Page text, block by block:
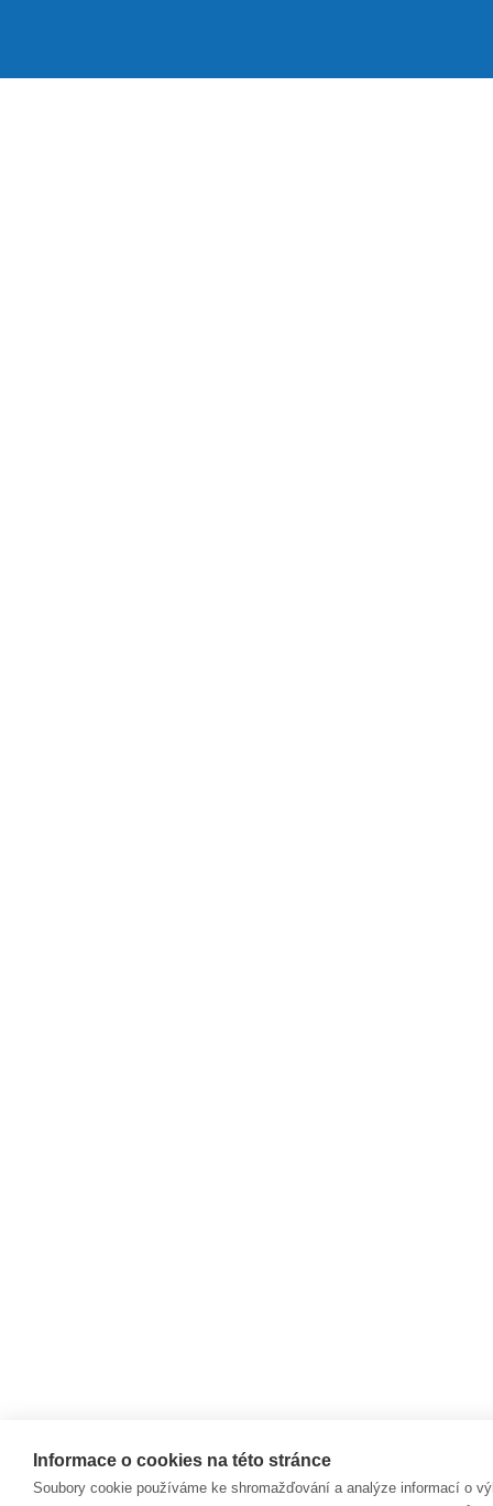
Informace o cookies na této stránce
Soubory cookie používáme ke shromažďování a analýze informací o